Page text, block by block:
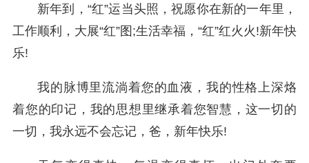
新年到，“红”运当头照，祝愿你在新的一年里，
工作顺利，大展“红”图;生活幸福，“红”红火火!新年快
乐!
我的脉博里流淌着您的血液，我的性格上深烙
着您的印记，我的思想里继承着您智慧，这一切的
一切，我永远不会忘记，爸，新年快乐!